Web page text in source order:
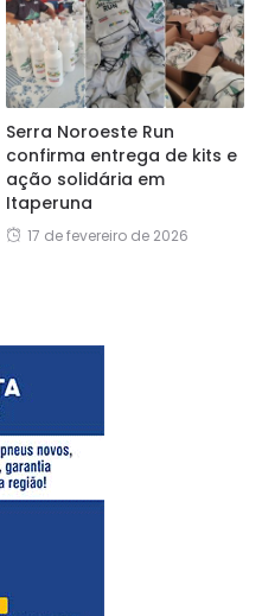
Serra Noroeste Run
confirma entrega de kits e
ação solidária em
Itaperuna
17 de fevereiro de 2026